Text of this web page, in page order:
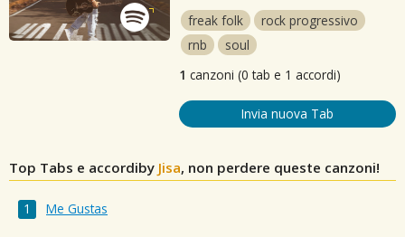
freak folk
rock progressivo
rnb
soul
1 canzoni (0 tab e 1 accordi)
Invia nuova Tab
Top Tabs e accordiby Jisa, non perdere queste canzoni!
Me Gustas